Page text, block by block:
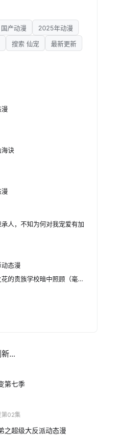
，还要从蜃妖手下挽救苍
卷没办法。
国产动漫
2025年动漫
搜索 仙宠
最新更新
海诀
人，不知为何对我宠爱有加
态漫
才女的侍从在满是高岭之花的贵族学校暗中照顾（毫无生活自理能力的）学院第一大小姐
...
第七季
第02集
之超级大反派动态漫